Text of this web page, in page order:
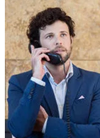
Bí Quyết
Thực
Video Dạy
Pha Chế
Nghiệp Vụ
Nghiệp Vụ
Nghiệp
Nghiệp Vụ
Nghiệp
Nghiệp
Nghiệp Vụ
Chuyên